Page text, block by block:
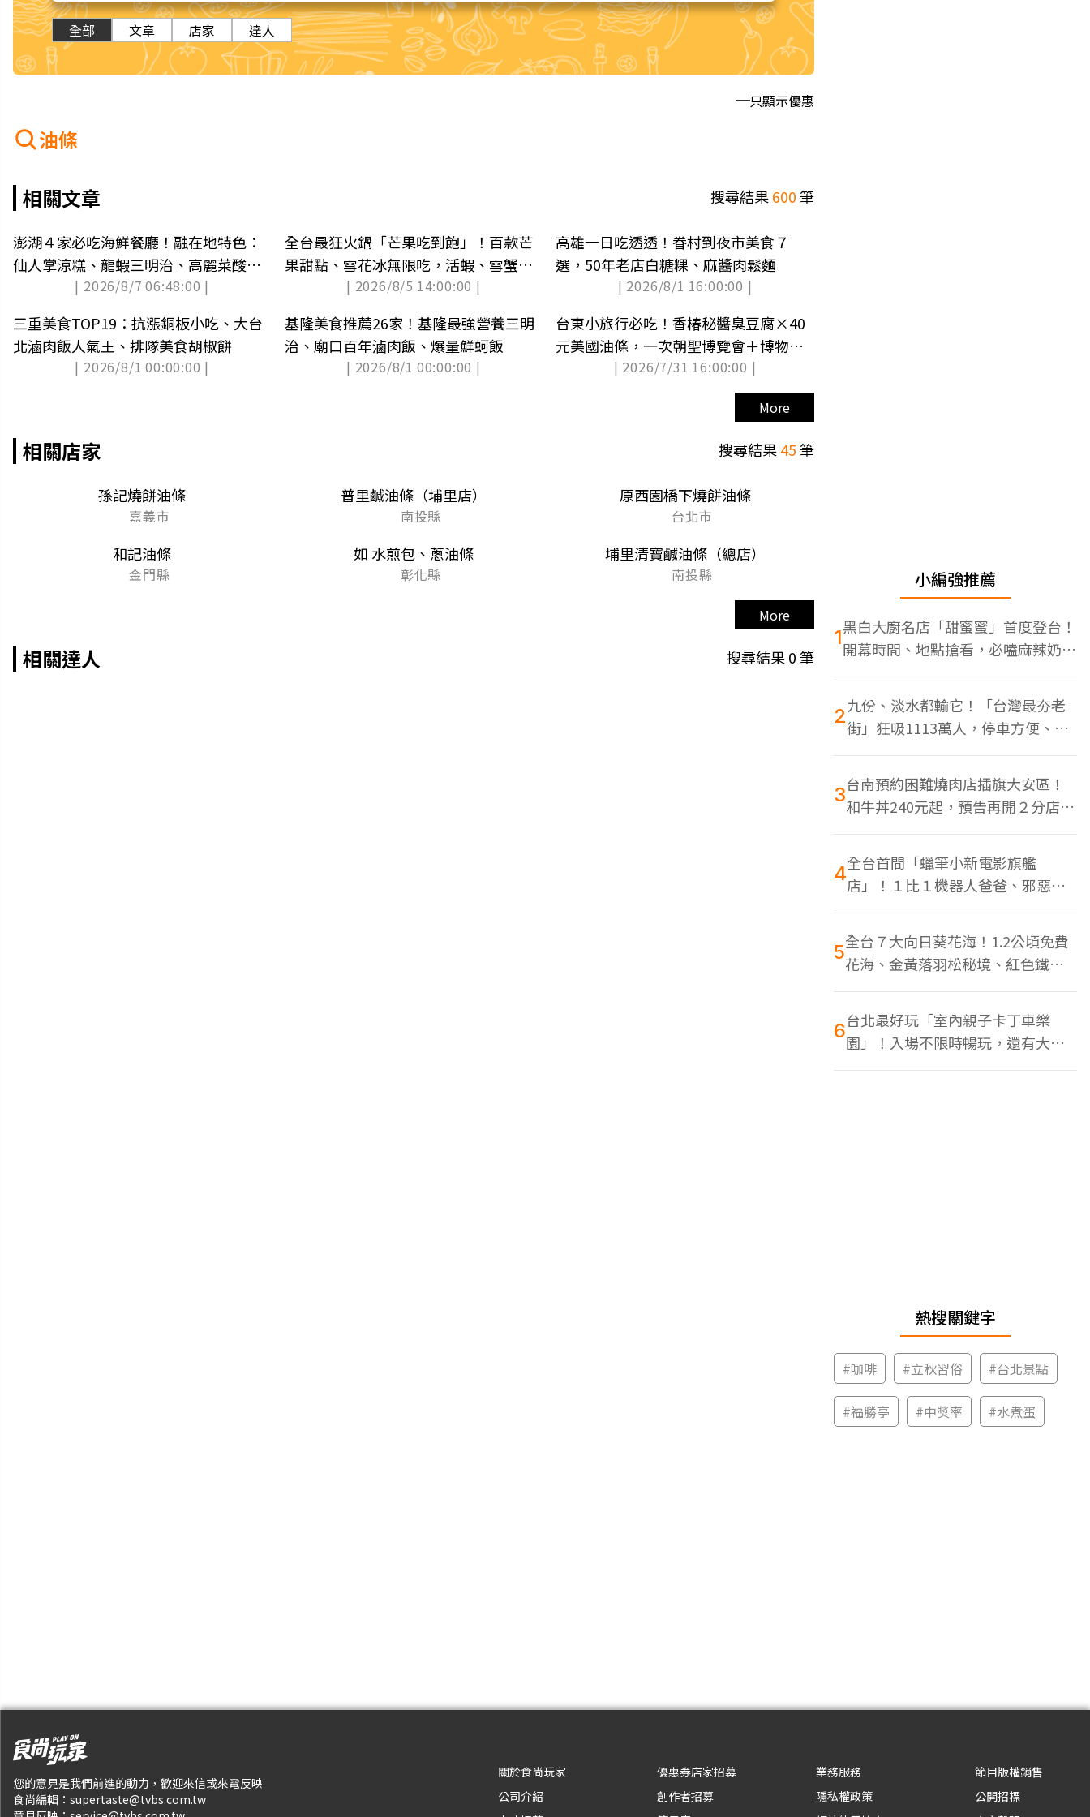
全部 文章 店家 達人
只顯示優惠
油條
相關文章 搜尋結果600筆
澎湖４家必吃海鮮餐廳！融在地特色：
仙人掌涼糕、龍蝦三明治、高麗菜酸燒
| 2026/8/7 06:48:00 |
全台最狂火鍋「芒果吃到飽」！百款芒
果甜點、雪花冰無限吃，活蝦、雪蟹腳
| 2026/8/5 14:00:00 |
高雄一日吃透透！眷村到夜市美食７
選，50年老店白糖粿、麻醬肉鬆麵
| 2026/8/1 16:00:00 |
三重美食TOP19：抗漲銅板小吃、大台
北滷肉飯人氣王、排隊美食胡椒餅
| 2026/8/1 00:00:00 |
基隆美食推薦26家！基隆最強營養三明
治、廟口百年滷肉飯、爆量鮮蚵飯
| 2026/8/1 00:00:00 |
台東小旅行必吃！香椿秘醬臭豆腐×40
元美國油條，一次朝聖博覽會＋博物館
| 2026/7/31 16:00:00 |
More
相關店家 搜尋結果45筆
孫記燒餅油條
嘉義市
普里鹹油條（埔里店）
南投縣
原西園橋下燒餅油條
台北市
和記油條
金門縣
如 水煎包、蔥油條
彰化縣
埔里清寶鹹油條（總店）
南投縣
More
相關達人 搜尋結果0筆
小編強推薦
1黑白大廚名店「甜蜜蜜」首度登台！
開幕時間、地點搶看，必嗑麻辣奶油
蝦
2九份、淡水都輸它！「台灣最夯老
街」狂吸1113萬人，停車方便、特
色美食多
3台南預約困難燒肉店插旗大安區！
和牛丼240元起，預告再開２分店、
地點曝光
4全台首間「蠟筆小新電影旗艦
店」！１比１機器人爸爸、邪惡正
男，百款周邊買翻
5全台７大向日葵花海！1.2公頃免費
花海、金黃落羽松秘境、紅色鐵橋
同框
6台北最好玩「室內親子卡丁車樂
園」！入場不限時暢玩，還有大螢
幕Switch遊戲區
熱搜關鍵字
#咖啡 #立秋習俗 #台北景點
#福勝亭 #中獎率 #水煮蛋
您的意見是我們前進的動力，歡迎來信或來電反映
食尚編輯： supertaste@tvbs.com.tw
關於食尚玩家
公司介紹
優惠券店家招募
創作者招募
業務服務
隱私權政策
節目版權銷售
公開招標